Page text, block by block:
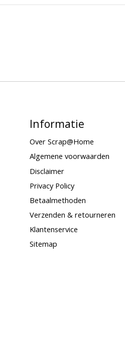
Informatie
Over Scrap@Home
Algemene voorwaarden
Disclaimer
Privacy Policy
Betaalmethoden
Verzenden & retourneren
Klantenservice
Sitemap